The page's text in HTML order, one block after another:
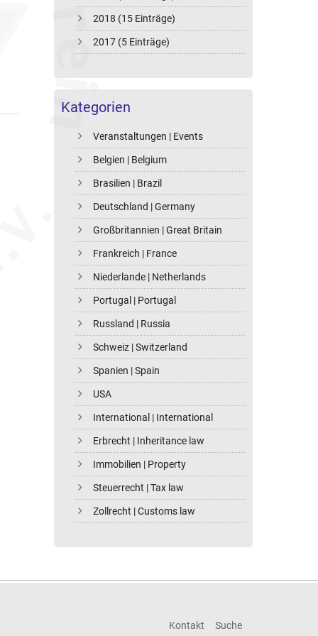
2018 (15 Einträge)
2017 (5 Einträge)
Kategorien
Veranstaltungen | Events
Belgien | Belgium
Brasilien | Brazil
Deutschland | Germany
Großbritannien | Great Britain
Frankreich | France
Niederlande | Netherlands
Portugal | Portugal
Russland | Russia
Schweiz | Switzerland
Spanien | Spain
USA
International | International
Erbrecht | Inheritance law
Immobilien | Property
Steuerrecht | Tax law
Zollrecht | Customs law
Kontakt Suche